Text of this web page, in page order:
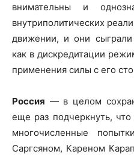
внимательны и
внутриполитических
движении, и они
как в дискредитации
применения силы с его
Россия — в целом
еще раз подчеркнуть,
многочисленные
Саргсяном, Кареном